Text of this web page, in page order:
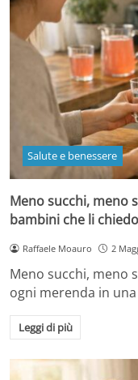
Salute e benessere
Meno succhi, meno
bambini che li
Raffaele Moauro 2
Meno succhi, meno
ogni merenda in
Leggi di più